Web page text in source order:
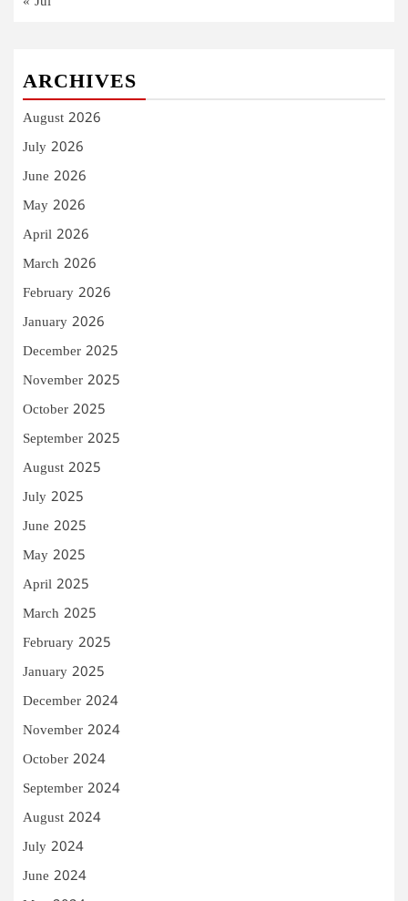
ARCHIVES
August 2026
July 2026
June 2026
May 2026
April 2026
March 2026
February 2026
January 2026
December 2025
November 2025
October 2025
September 2025
August 2025
July 2025
June 2025
May 2025
April 2025
March 2025
February 2025
January 2025
December 2024
November 2024
October 2024
September 2024
August 2024
July 2024
June 2024